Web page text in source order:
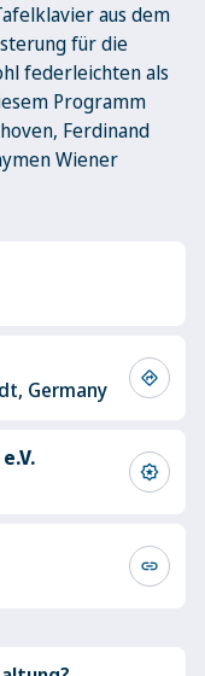
aus dem
für die
federleichten als
Programm
Ferdinand
Wiener
Germany
directions
award_star
link